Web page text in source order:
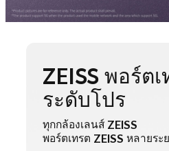
ZEISS พอร์ต
ระดับโปร
ทุกกล้องเลนส์ ZEISS
พอร์ตเทรต ZEISS หลายระ